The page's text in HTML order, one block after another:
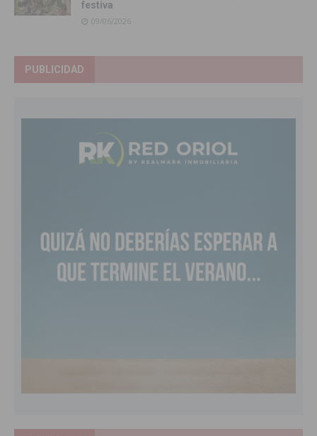
festiva
09/06/2026
PUBLICIDAD